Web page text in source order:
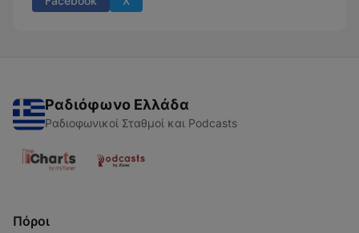
Ραδιόφωνο Ελλάδα
Ραδιοφωνικοί Σταθμοί και Podcasts
Πόροι